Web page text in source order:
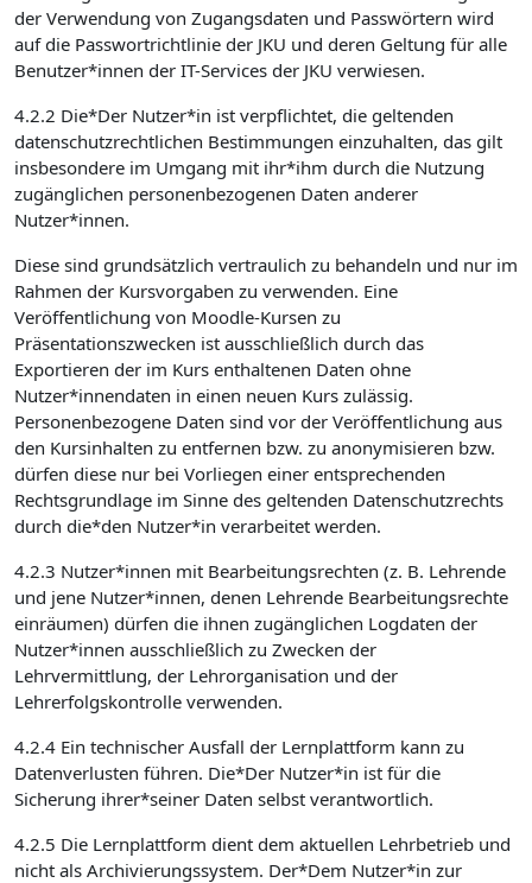
der Verwendung von Zugangsdaten und Passwörtern wird
auf die Passwortrichtlinie der JKU und deren Geltung für alle
Benutzer*innen der IT-Services der JKU verwiesen.
4.2.2 Die*Der Nutzer*in ist verpflichtet, die geltenden
datenschutzrechtlichen Bestimmungen einzuhalten, das gilt
insbesondere im Umgang mit ihr*ihm durch die Nutzung
zugänglichen personenbezogenen Daten anderer
Nutzer*innen.
Diese sind grundsätzlich vertraulich zu behandeln und nur im
Rahmen der Kursvorgaben zu verwenden. Eine
Veröffentlichung von Moodle-Kursen zu
Präsentationszwecken ist ausschließlich durch das
Exportieren der im Kurs enthaltenen Daten ohne
Nutzer*innendaten in einen neuen Kurs zulässig.
Personenbezogene Daten sind vor der Veröffentlichung aus
den Kursinhalten zu entfernen bzw. zu anonymisieren bzw.
dürfen diese nur bei Vorliegen einer entsprechenden
Rechtsgrundlage im Sinne des geltenden Datenschutzrechts
durch die*den Nutzer*in verarbeitet werden.
4.2.3 Nutzer*innen mit Bearbeitungsrechten (z. B. Lehrende
und jene Nutzer*innen, denen Lehrende Bearbeitungsrechte
einräumen) dürfen die ihnen zugänglichen Logdaten der
Nutzer*innen ausschließlich zu Zwecken der
Lehrvermittlung, der Lehrorganisation und der
Lehrerfolgskontrolle verwenden.
4.2.4 Ein technischer Ausfall der Lernplattform kann zu
Datenverlusten führen. Die*Der Nutzer*in ist für die
Sicherung ihrer*seiner Daten selbst verantwortlich.
4.2.5 Die Lernplattform dient dem aktuellen Lehrbetrieb und
nicht als Archivierungssystem. Der*Dem Nutzer*in zur